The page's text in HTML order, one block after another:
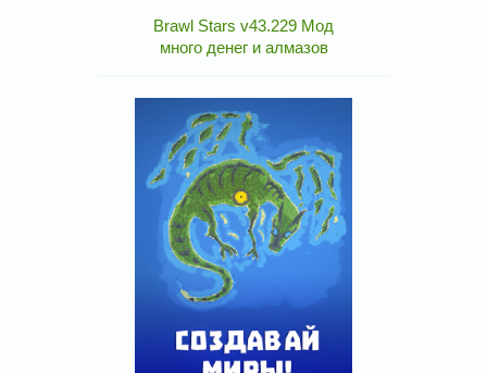
Brawl Stars v43.229 Мод
много денег и алмазов